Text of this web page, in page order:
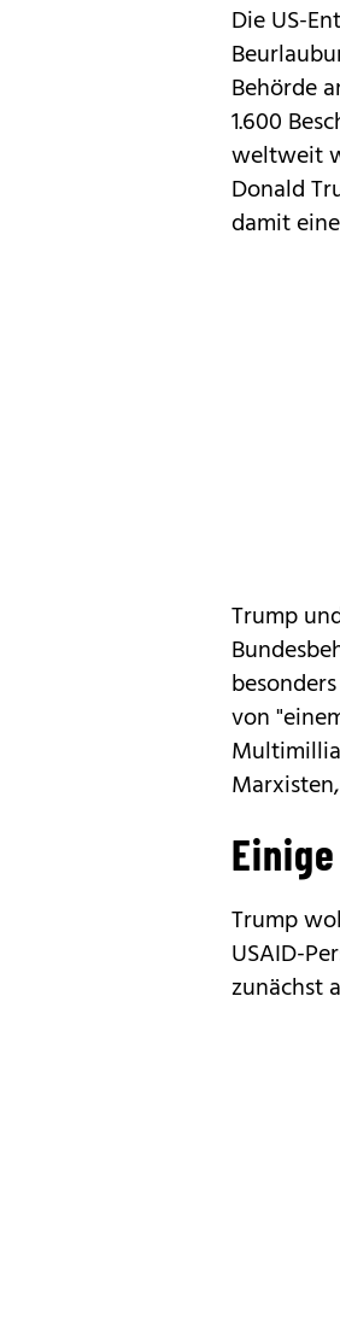
Die US-
Behörde
1.600
weltweit
Donald
damit
Trump
von
Trump
USAID-
zunächst